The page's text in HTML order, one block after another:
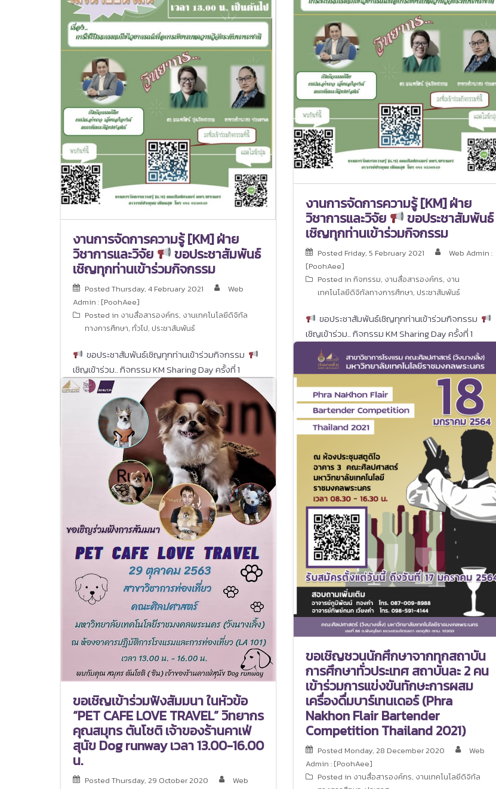
งานการจัดการความรู้ [KM] ฝ่าย
วิชาการและวิจัย ขอประชาสัมพันธ์
เชิญทุกท่านเข้าร่วมกิจกรรม
Posted Friday, 5 February 2021
Web Admin :
[PoohAee]
Posted in กิจกรรม, งานสื่อสารองค์กร, งาน
เทคโนโลยีดิจิทัลทางการศึกษา, ประชาสัมพันธ์
ขอประชาสัมพันธ์เชิญทุกท่านเข้าร่วมกิจกรรม
เชิญเข้าร่วม.. กิจกรรม KM Sharing Day ครั้งที่ 1
เพื่อสร้างวัฒนธรรมองค์กรสู่การจัดการความรู้อย่าง
ยั่งยื่น (เสวนาออนไลน์) วันศุกร์ที่ 5 กุมภาพันธ์ 2564
เวลา 13.00 น. เป็นต้นไป เรื่อง การใช้โปรแกรมแก้ไข
ไวยากรณ์เพื่อการเขียนบทความวิจัยระดับนานาชาติ
งานการจัดการความรู้ [KM] ฝ่าย
วิชาการและวิจัย ขอประชาสัมพันธ์
เชิญทุกท่านเข้าร่วมกิจกรรม
Posted Thursday, 4 February 2021
Web
Admin : [PoohAee]
Posted in งานสื่อสารองค์กร, งานเทคโนโลยีดิจิทัล
ทางการศึกษา, ทั่วไป, ประชาสัมพันธ์
ขอประชาสัมพันธ์เชิญทุกท่านเข้าร่วมกิจกรรม
เชิญเข้าร่วม.. กิจกรรม KM Sharing Day ครั้งที่ 1
เพื่อสร้างวัฒนธรรมองค์กรสู่การจัดการความรู้อย่าง
ยั่งยื่น (เสวนาออนไลน์) วันศุกร์ที่ 5 กุมภาพันธ์ 2564
เวลา 13.00 น. เป็นต้นไป เรื่อง การใช้โปรแกรมแก้ไข
ไวยากรณ์เพื่อการเขียนบทความวิจัยระดับนานาชาติ
ขอเชิญชวนนักศึกษาจากทุกสถาบัน
การศึกษาทั่วประเทศ สถาบันละ 2 คน
เข้าร่วมการแข่งขันทักษะการผสม
เครื่องดื่มบาร์เทนเดอร์ (Phra
Nakhon Flair Bartender
Competition Thailand 2021)
Posted Monday, 28 December 2020
Web
Admin : [PoohAee]
Posted in งานสื่อสารองค์กร, งานเทคโนโลยีดิจิทัล
ขอเชิญเข้าร่วมฟังสัมมนา ในหัวข้อ
“PET CAFE LOVE TRAVEL” วิทยากร
คุณสมุทร ตันโชติ เจ้าของร้านคาเฟ่
สุนัข Dog runway เวลา 13.00-16.00
น.
Posted Thursday, 29 October 2020
Web